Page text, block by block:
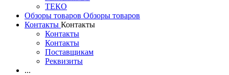
ТЕКО
Обзоры товаров Обзоры товаров
Контакты Контакты
Контакты
Контакты
Поставщикам
Реквизиты
...